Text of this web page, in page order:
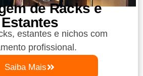
de Racks e
Estantes
estantes e nichos com
profissional.
Saiba Mais